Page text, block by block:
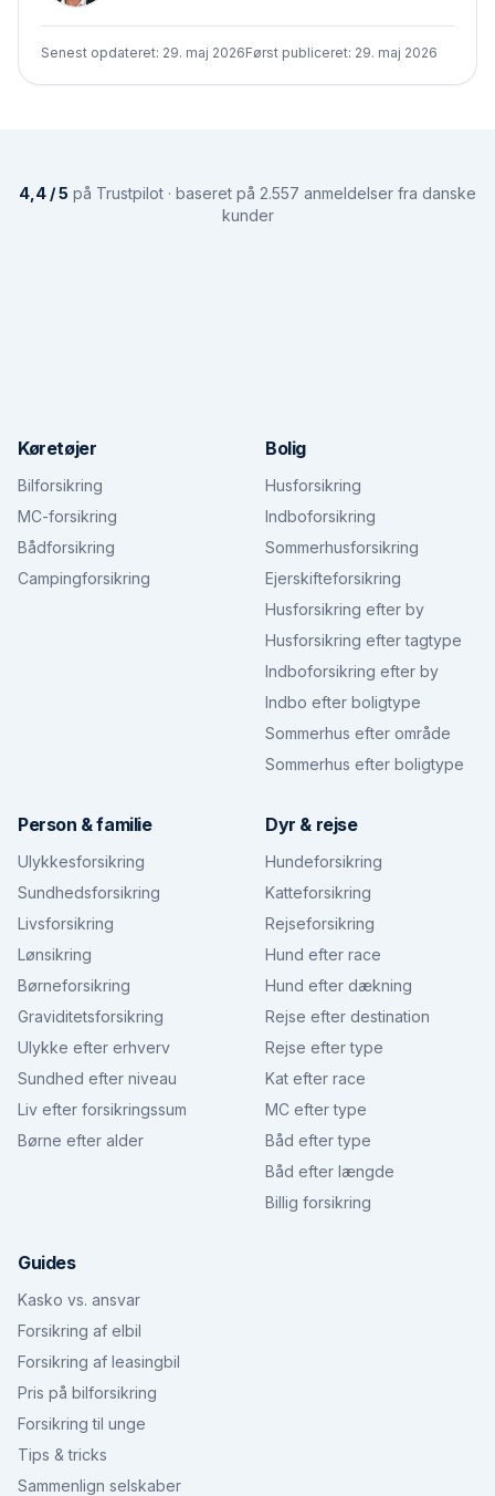
Senest opdateret: 29. maj 2026Først publiceret: 29. maj 2026
4,4 / 5 på Trustpilot · baseret på 2.557 anmeldelser fra danske
kunder
Køretøjer
Bilforsikring
MC-forsikring
Bådforsikring
Campingforsikring
Bolig
Husforsikring
Indboforsikring
Sommerhusforsikring
Ejerskifteforsikring
Husforsikring efter by
Husforsikring efter tagtype
Indboforsikring efter by
Indbo efter boligtype
Sommerhus efter område
Sommerhus efter boligtype
Person & familie
Ulykkesforsikring
Sundhedsforsikring
Livsforsikring
Lønsikring
Børneforsikring
Graviditetsforsikring
Ulykke efter erhverv
Sundhed efter niveau
Liv efter forsikringssum
Børne efter alder
Dyr & rejse
Hundeforsikring
Katteforsikring
Rejseforsikring
Hund efter race
Hund efter dækning
Rejse efter destination
Rejse efter type
Kat efter race
MC efter type
Båd efter type
Båd efter længde
Billig forsikring
Guides
Kasko vs. ansvar
Forsikring af elbil
Forsikring af leasingbil
Pris på bilforsikring
Forsikring til unge
Tips & tricks
Sammenlign selskaber